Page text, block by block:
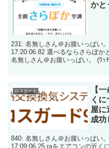
かと
231: 名無しさん＠お腹いっぱい。 (ﾜｯﾁｮｲ
17:20:06.82 選べるならさらぽかとうるケアどっちにするべき？ 234:
名無しさん＠お腹いっぱい。 (ﾜｯﾁ
ロスガード
【
く
屋に
成功
840: 名無しさん＠お腹いっぱい。 (ﾜｯﾁｮｲ
17:09:06.25 raをエアコンの近くにつけて熱交換した空気を各部屋に